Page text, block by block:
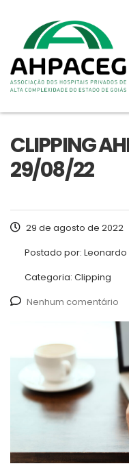
CLIPPING
29/08/22
29 de agosto de 2022
Postado por: Leonardo
Categoria: Clipping
Nenhum comentário